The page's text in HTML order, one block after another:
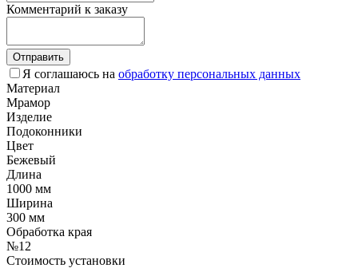
Комментарий к заказу
Отправить
Я соглашаюсь на обработку персональных данных
Материал
Мрамор
Изделие
Подоконники
Цвет
Бежевый
Длина
1000 мм
Ширина
300 мм
Обработка края
№12
Стоимость установки